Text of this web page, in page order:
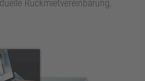
Rückmietvereinbarung.